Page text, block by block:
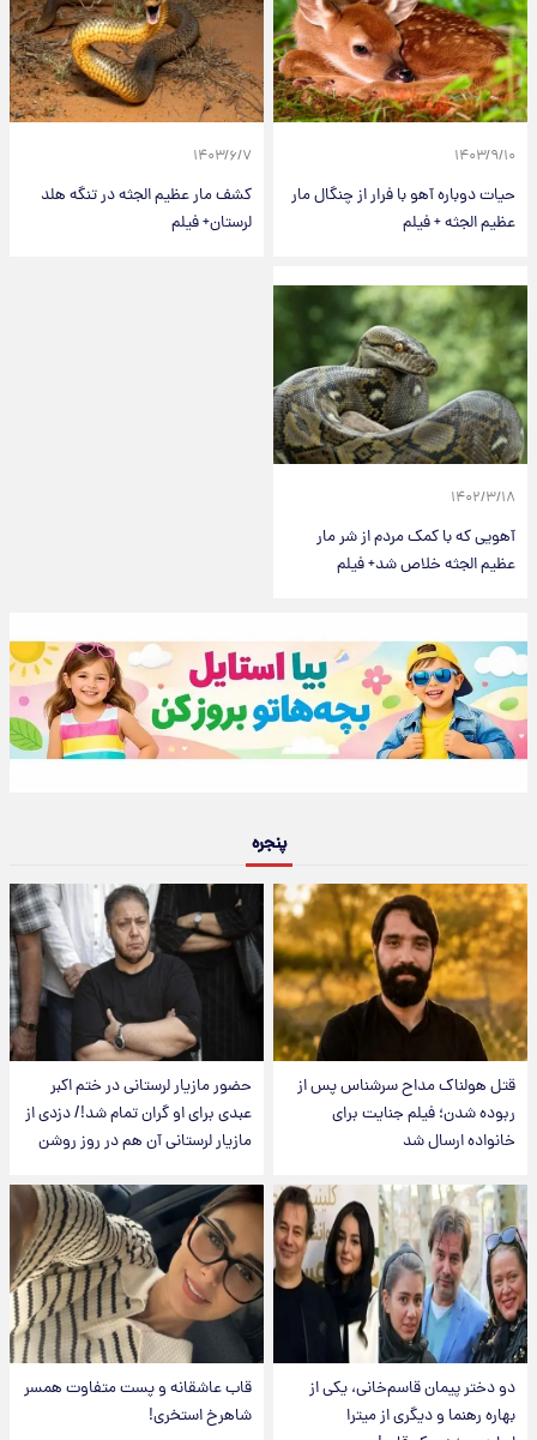
۱۴۰۳/۹/۱۰
حیات دوباره آهو با فرار از چنگال مار
عظیم الجثه + فیلم
۱۴۰۳/۶/۷
کشف مار عظیم الجثه در تنگه هلد
لرستان+ فیلم
۱۴۰۲/۳/۱۸
آهویی که با کمک مردم از شر مار
عظیم الجثه خلاص شد+ فیلم
پنجره
قتل هولناک مداح سرشناس پس از
ربوده شدن؛ فیلم جنایت برای
خانواده ارسال شد
حضور مازیار لرستانی در ختم اکبر
عبدی برای او گران تمام شد!/ دزدی از
مازیار لرستانی آن هم در روز روشن
دو دختر پیمان قاسم‌خانی، یکی از
بهاره رهنما و دیگری از میترا
قاب عاشقانه و پست متفاوت همسر
شاهرخ استخری!